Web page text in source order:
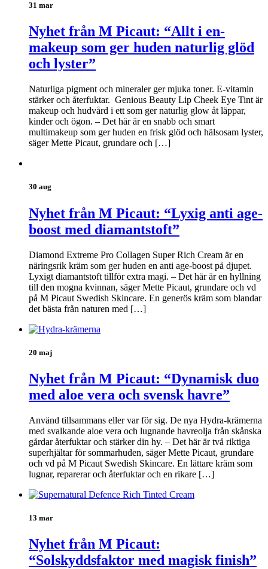
31 mar
Nyhet från M Picaut: “Allt i en-
makeup som ger huden naturlig glöd
och lyster”
Naturliga pigment och mineraler ger mjuka toner. E-vitamin
stärker och återfuktar. Genious Beauty Lip Cheek Eye Tint är
makeup och hudvård i ett som ger naturlig glow åt läppar,
kinder och ögon. – Det här är en snabb och smart
multimakeup som ger huden en frisk glöd och hälsosam lyster,
säger Mette Picaut, grundare och […]
30 aug
Nyhet från M Picaut: “Lyxig anti age-
boost med diamantstoft”
Diamond Extreme Pro Collagen Super Rich Cream är en
näringsrik kräm som ger huden en anti age-boost på djupet.
Lyxigt diamantstoft tillför extra magi. – Det här är en hyllning
till den mogna kvinnan, säger Mette Picaut, grundare och vd
på M Picaut Swedish Skincare. En generös kräm som blandar
det bästa från naturen med […]
20 maj
Nyhet från M Picaut: “Dynamisk duo
med aloe vera och svensk havre”
Använd tillsammans eller var för sig. De nya Hydra-krämerna
med svalkande aloe vera och lugnande havreolja från skånska
gårdar återfuktar och stärker din hy. – Det här är två riktiga
superhjältar för sommarhuden, säger Mette Picaut, grundare
och vd på M Picaut Swedish Skincare. En lättare kräm som
lugnar, reparerar och återfuktar och en rikare […]
13 mar
Nyhet från M Picaut:
“Solskyddsfaktor med magisk finish”